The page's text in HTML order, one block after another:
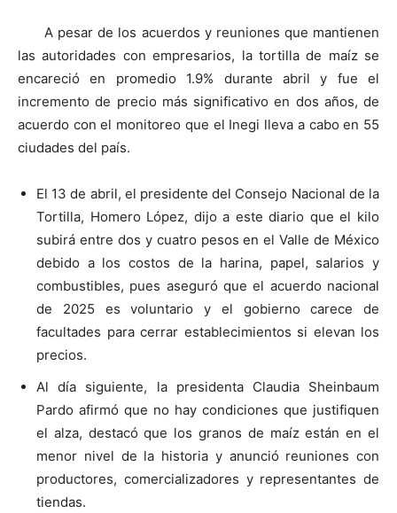
A pesar de los acuerdos y reuniones que mantienen
las autoridades con empresarios, la tortilla de maíz se
encareció en promedio 1.9% durante abril y fue el
incremento de precio más significativo en dos años, de
acuerdo con el monitoreo que el Inegi lleva a cabo en 55
ciudades del país.
El 13 de abril, el presidente del Consejo Nacional de la
Tortilla, Homero López, dijo a este diario que el kilo
subirá entre dos y cuatro pesos en el Valle de México
debido a los costos de la harina, papel, salarios y
combustibles, pues aseguró que el acuerdo nacional
de 2025 es voluntario y el gobierno carece de
facultades para cerrar establecimientos si elevan los
precios.
Al día siguiente, la presidenta Claudia Sheinbaum
Pardo afirmó que no hay condiciones que justifiquen
el alza, destacó que los granos de maíz están en el
menor nivel de la historia y anunció reuniones con
productores, comercializadores y representantes de
tiendas.